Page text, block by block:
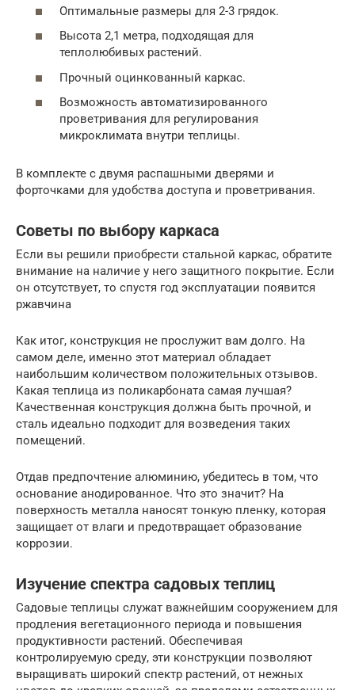
Оптимальные размеры для 2-3 грядок.
Высота 2,1 метра, подходящая для
теплолюбивых растений.
Прочный оцинкованный каркас.
Возможность автоматизированного
проветривания для регулирования
микроклимата внутри теплицы.
В комплекте с двумя распашными дверями и
форточками для удобства доступа и проветривания.
Советы по выбору каркаса
Если вы решили приобрести стальной каркас, обратите
внимание на наличие у него защитного покрытие. Если
он отсутствует, то спустя год эксплуатации появится
ржавчина
Как итог, конструкция не прослужит вам долго. На
самом деле, именно этот материал обладает
наибольшим количеством положительных отзывов.
Какая теплица из поликарбоната самая лучшая?
Качественная конструкция должна быть прочной, и
сталь идеально подходит для возведения таких
помещений.
Отдав предпочтение алюминию, убедитесь в том, что
основание анодированное. Что это значит? На
поверхность металла наносят тонкую пленку, которая
защищает от влаги и предотвращает образование
коррозии.
Изучение спектра садовых теплиц
Садовые теплицы служат важнейшим сооружением для
продления вегетационного периода и повышения
продуктивности растений. Обеспечивая
контролируемую среду, эти конструкции позволяют
выращивать широкий спектр растений, от нежных